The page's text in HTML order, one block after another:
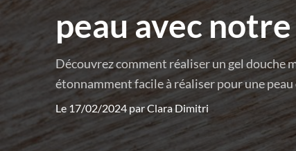
peau avec
Découvrez comment réaliser un gel douche
étonnamment facile à réaliser pour une
Le 17/02/2024 parClara Dimitri